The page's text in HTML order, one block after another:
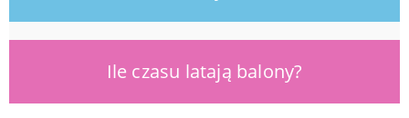
Ile czasu latają balony?